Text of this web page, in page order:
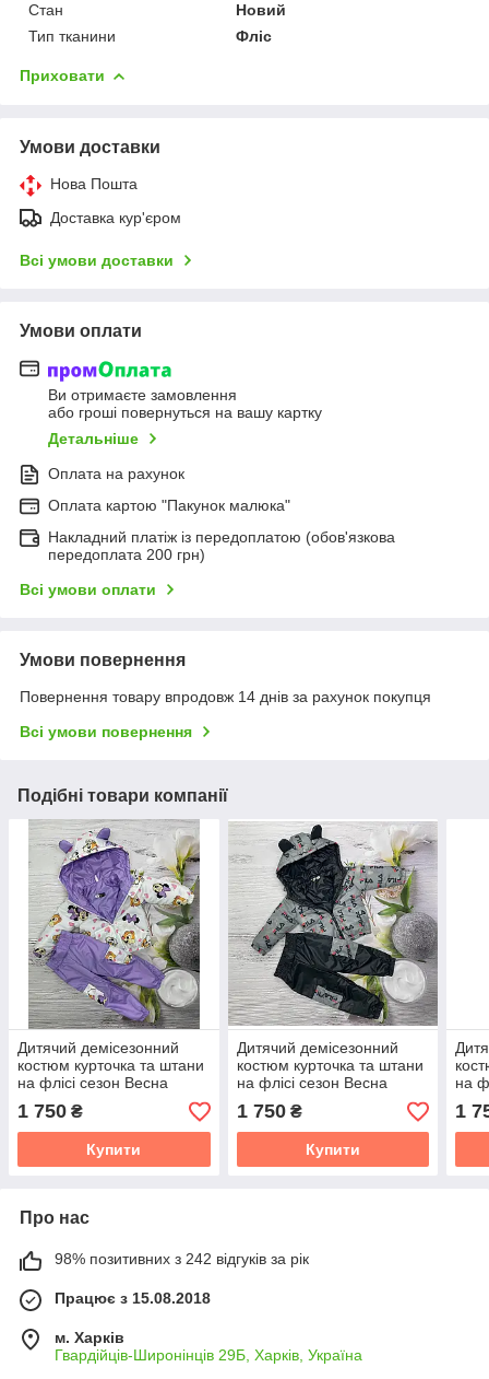
Стан
Новий
Тип тканини
Фліс
Приховати
Умови доставки
Нова Пошта
Доставка кур'єром
Всі умови доставки
Умови оплати
Ви отримаєте замовлення
або гроші повернуться на вашу картку
Детальніше
Оплата на рахунок
Оплата картою "Пакунок малюка"
Накладний платіж із передоплатою (обов'язкова
передоплата 200 грн)
Всі умови оплати
Умови повернення
Повернення товару впродовж 14 днів за рахунок покупця
Всі умови повернення
Подібні товари компанії
Дитячий демісезонний
костюм курточка та штани
на флісі сезон Весна
Осінь розмір 104-110 110-
116 116-122
1 750 ₴
Купити
Дитячий демісезонний
костюм курточка та штани
на флісі сезон Весна
Осінь розмір 104-110 110-
116 116-122
1 750₴
Купити
на
116
1
Про нас
98% позитивних з 242 відгуків за рік
Працює з 15.08.2018
м. Харків
Гвардійців-Широнінців 29Б, Харків, Україна